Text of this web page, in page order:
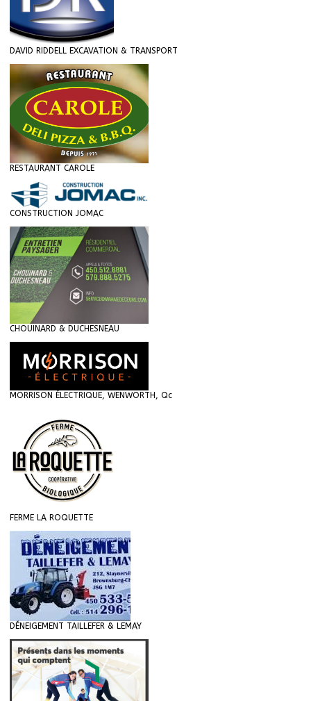
DAVID RIDDELL EXCAVATION & TRANSPORT
RESTAURANT CAROLE
CONSTRUCTION JOMAC
CHOUINARD & DUCHESNEAU
MORRISON ÉLECTRIQUE, WENWORTH, Qc
FERME LA ROQUETTE
DÉNEIGEMENT TAILLEFER & LEMAY